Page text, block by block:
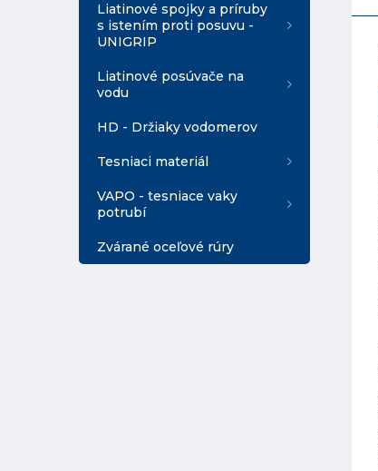
Liatinové spojky a príruby
s istením proti posuvu -
UNIGRIP
Liatinové posúvače na
vodu
HD - Držiaky vodomerov
Tesniaci materiál
VAPO - tesniace vaky
potrubí
Zvárané oceľové rúry